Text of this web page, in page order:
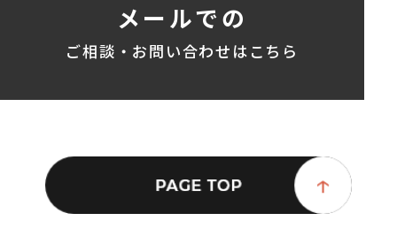
メールでの
ご相談・お問い合わせはこちら